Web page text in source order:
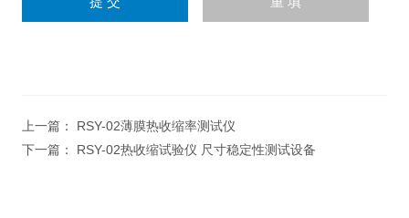
上一篇： RSY-02薄膜热收缩率测试仪
下一篇： RSY-02热收缩试验仪 尺寸稳定性测试设备